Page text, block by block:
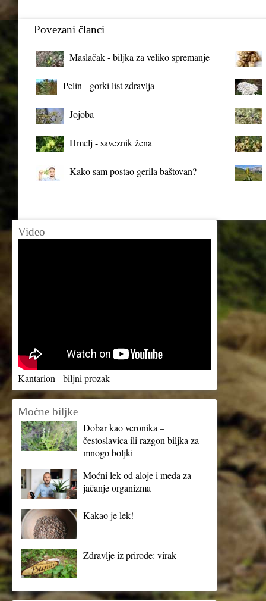
Povezani članci
Maslačak - biljka za veliko spremanje
Pelin - gorki list zdravlja
Jojoba
Hmelj - saveznik žena
Kako sam postao gerila baštovan?
Video
Kantarion - biljni prozak
Moćne biljke
Dobar kao veronika –
čestoslavica ili razgon biljka za
mnogo boljki
Moćni lek od aloje i meda za
jačanje organizma
Kakao je lek!
Zdravlje iz prirode: virak